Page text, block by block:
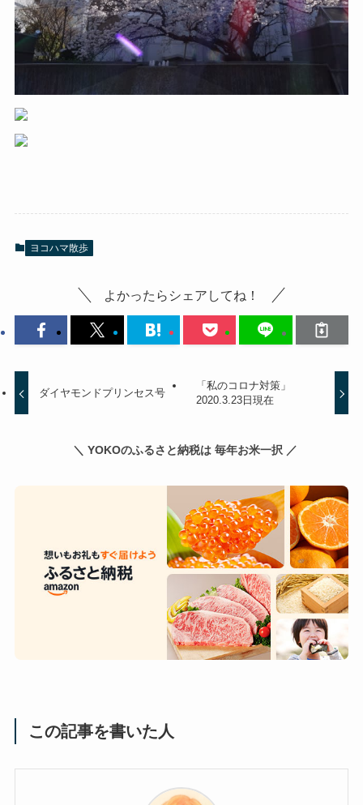
ヨコハマ散歩
よかったらシェアしてね！
ダイヤモンドプリンセス号
「私のコロナ対策」
2020.3.23日現在
＼ YOKOのふるさと納税は 毎年お米一択 ／
この記事を書いた人